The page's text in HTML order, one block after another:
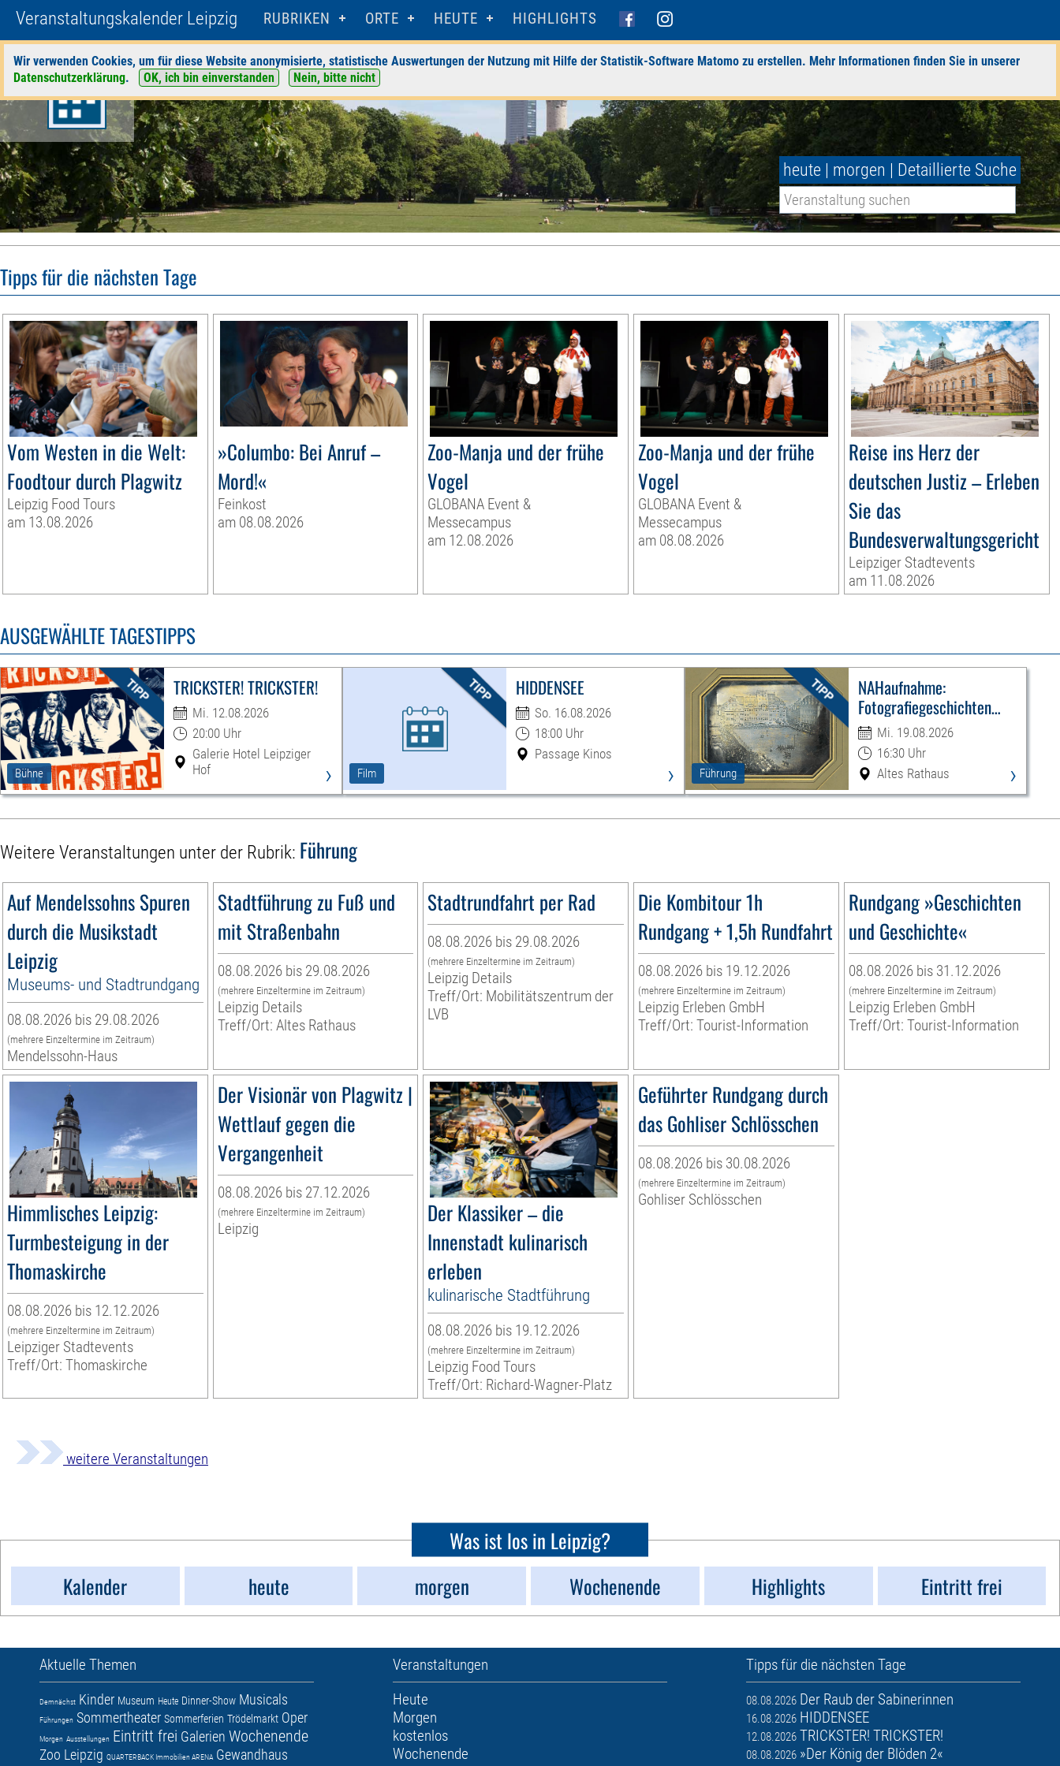
Veranstaltungskalender Leipzig RUBRIKEN ORTE HEUTE HIGHLIGHTS
Wir verwenden Cookies, um für diese Website anonymisierte, statistische Auswertungen der Nutzung mit Hilfe der Statistik-Software Matomo zu erstellen. Mehr Informationen finden Sie in unserer
Datenschutzerklärung. OK, ich bin einverstanden Nein, bitte nicht
heute | morgen | Detaillierte Suche
Tipps für die nächsten Tage
Vom Westen in die Welt:
Foodtour durch Plagwitz
Leipzig Food Tours
am 13.08.2026
»Columbo: Bei Anruf –
Mord!«
Feinkost
am 08.08.2026
Zoo-Manja und der frühe
Vogel
GLOBANA Event &
Messecampus
am 12.08.2026
Zoo-Manja und der frühe
Vogel
GLOBANA Event &
Messecampus
am 08.08.2026
Reise ins Herz der
deutschen Justiz – Erleben
Sie das
Bundesverwaltungsgericht
Leipziger Stadtevents
am 11.08.2026
AUSGEWÄHLTE TAGESTIPPS
Bühne
TRICKSTER! TRICKSTER!
Mi. 12.08.2026
20:00 Uhr
Galerie Hotel Leipziger
Hof
› Film
HIDDENSEE
So. 16.08.2026
18:00 Uhr
Passage Kinos
› Führung
NAHaufnahme:
Fotografiegeschichten
Leipzigs
Mi. 19.08.2026
16:30 Uhr
Altes Rathaus
›
Weitere Veranstaltungen unter der Rubrik: Führung
Auf Mendelssohns Spuren
durch die Musikstadt
Leipzig
Museums- und Stadtrundgang
08.08.2026 bis 29.08.2026
(mehrere Einzeltermine im Zeitraum)
Mendelssohn-Haus
Stadtführung zu Fuß und
mit Straßenbahn
08.08.2026 bis 29.08.2026
(mehrere Einzeltermine im Zeitraum)
Leipzig Details
Treff/Ort: Altes Rathaus
Stadtrundfahrt per Rad
08.08.2026 bis 29.08.2026
(mehrere Einzeltermine im Zeitraum)
Leipzig Details
Treff/Ort: Mobilitätszentrum der
LVB
Die Kombitour 1h
Rundgang + 1,5h Rundfahrt
08.08.2026 bis 19.12.2026
(mehrere Einzeltermine im Zeitraum)
Leipzig Erleben GmbH
Treff/Ort: Tourist-Information
Rundgang »Geschichten
und Geschichte«
08.08.2026 bis 31.12.2026
(mehrere Einzeltermine im Zeitraum)
Leipzig Erleben GmbH
Treff/Ort: Tourist-Information
Himmlisches Leipzig:
Turmbesteigung in der
Thomaskirche
08.08.2026 bis 12.12.2026
(mehrere Einzeltermine im Zeitraum)
Leipziger Stadtevents
Treff/Ort: Thomaskirche
Der Visionär von Plagwitz |
Wettlauf gegen die
Vergangenheit
08.08.2026 bis 27.12.2026
(mehrere Einzeltermine im Zeitraum)
Leipzig
Der Klassiker – die
Innenstadt kulinarisch
erleben
kulinarische Stadtführung
08.08.2026 bis 19.12.2026
(mehrere Einzeltermine im Zeitraum)
Leipzig Food Tours
Treff/Ort: Richard-Wagner-Platz
Geführter Rundgang durch
das Gohliser Schlösschen
08.08.2026 bis 30.08.2026
(mehrere Einzeltermine im Zeitraum)
Gohliser Schlösschen
weitere Veranstaltungen
Was ist los in Leipzig?
Kalender
heute morgen Wochenende Highlights Eintritt frei
Aktuelle Themen
Demnächst Kinder Museum Heute Dinner-Show Musicals
Führungen Sommertheater Sommerferien Trödelmarkt Oper
Morgen Ausstellungen Eintritt frei Galerien Wochenende
Zoo Leipzig QUARTERBACK Immobilien ARENA Gewandhaus
Veranstaltungen
Heute
Morgen
kostenlos
Wochenende
Tipps für die nächsten Tage
08.08.2026 Der Raub der Sabinerinnen
16.08.2026 HIDDENSEE
12.08.2026 TRICKSTER! TRICKSTER!
08.08.2026 »Der König der Blöden 2«